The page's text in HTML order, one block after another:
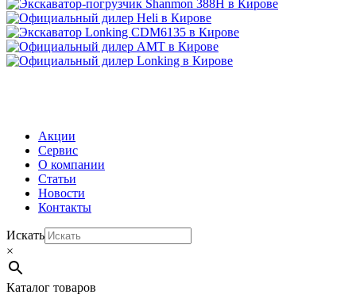
Акции
Сервис
О компании
Статьи
Новости
Контакты
Искать
×
Каталог товаров